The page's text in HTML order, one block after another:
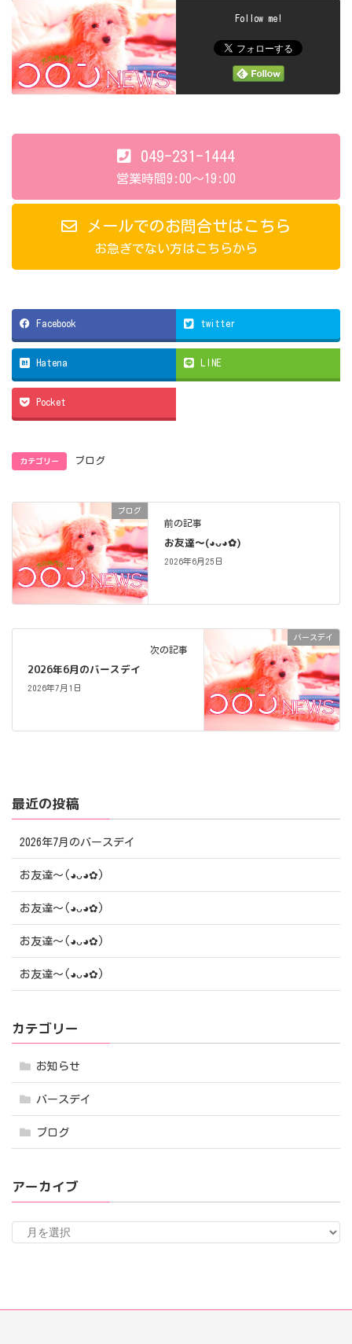
Follow me!
049-231-1444
営業時間9:00～19:00
メールでのお問合せはこちら
お急ぎでない方はこちらから
Facebook twitter
Hatena LINE
Pocket
カテゴリー ブログ
ブログ
前の記事
お友達〜(⁠◕⁠ᴗ⁠◕⁠✿⁠)
2026年6月25日
バースデイ
次の記事
2026年6月のバースデイ
2026年7月1日
最近の投稿
2026年7月のバースデイ
お友達〜(⁠◕⁠ᴗ⁠◕⁠✿⁠)
お友達〜(⁠◕⁠ᴗ⁠◕⁠✿⁠)
お友達〜(⁠◕⁠ᴗ⁠◕⁠✿⁠)
お友達〜(⁠◕⁠ᴗ⁠◕⁠✿⁠)
カテゴリー
お知らせ
バースデイ
ブログ
アーカイブ